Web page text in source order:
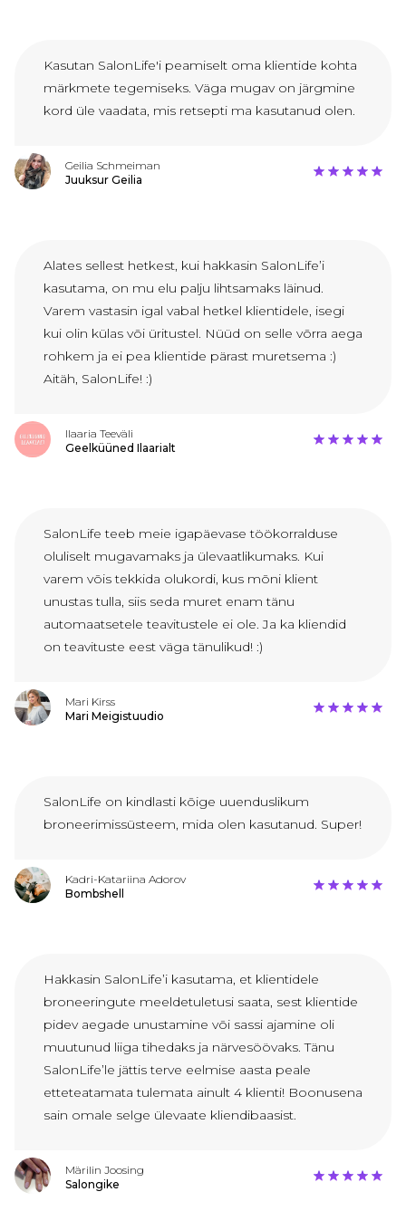
Kasutan SalonLife'i peamiselt oma klientide kohta
märkmete tegemiseks. Väga mugav on järgmine
kord üle vaadata, mis retsepti ma kasutanud olen.
Geilia Schmeiman
Juuksur Geilia
Alates sellest hetkest, kui hakkasin SalonLife’i
kasutama, on mu elu palju lihtsamaks läinud.
Varem vastasin igal vabal hetkel klientidele, isegi
kui olin külas või üritustel. Nüüd on selle võrra aega
rohkem ja ei pea klientide pärast muretsema :)
Aitäh, SalonLife! :)
Ilaaria Teeväli
Geelküüned Ilaarialt
SalonLife teeb meie igapäevase töökorralduse
oluliselt mugavamaks ja ülevaatlikumaks. Kui
varem võis tekkida olukordi, kus mõni klient
unustas tulla, siis seda muret enam tänu
automaatsetele teavitustele ei ole. Ja ka kliendid
on teavituste eest väga tänulikud! :)
Mari Kirss
Mari Meigistuudio
SalonLife on kindlasti kõige uuenduslikum
broneerimissüsteem, mida olen kasutanud. Super!
Kadri-Katariina Adorov
Bombshell
Hakkasin SalonLife’i kasutama, et klientidele
broneeringute meeldetuletusi saata, sest klientide
pidev aegade unustamine või sassi ajamine oli
muutunud liiga tihedaks ja närvesöövaks. Tänu
SalonLife’le jättis terve eelmise aasta peale
etteteatamata tulemata ainult 4 klienti! Boonusena
sain omale selge ülevaate kliendibaasist.
Märilin Joosing
Salongike